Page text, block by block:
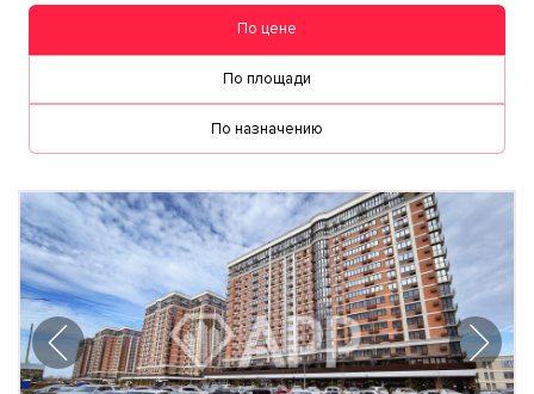
По цене
По площади
По назначению